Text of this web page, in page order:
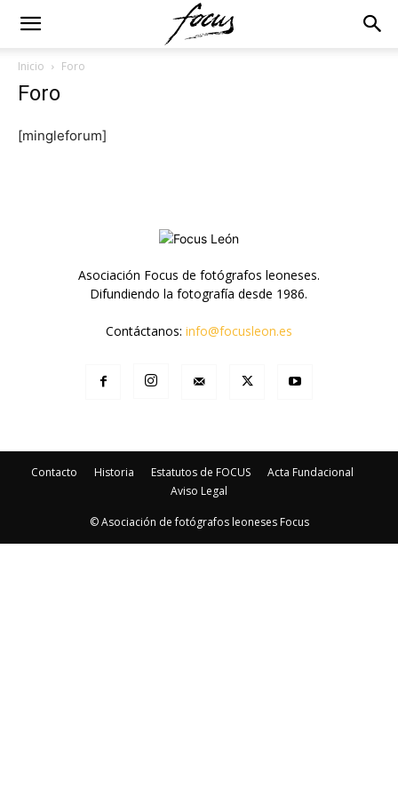
Inicio Foro
Foro
[mingleforum]
Asociación Focus de fotógrafos leoneses.
Difundiendo la fotografía desde 1986.
Contáctanos: info@focusleon.es
Contacto Historia Estatutos de FOCUS
Acta Fundacional
Aviso Legal
© Asociación de fotógrafos leoneses Focus